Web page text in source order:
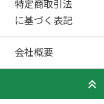
特定商取引法
に基づく表記
会社概要